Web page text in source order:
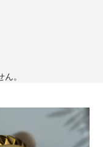
。